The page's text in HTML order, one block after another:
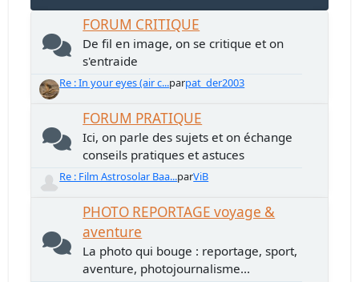
FORUM CRITIQUE
De fil en image, on se critique et on
s'entraide
Re : In your eyes (air c...parpat_der2003
FORUM PRATIQUE
Ici, on parle des sujets et on échange
conseils pratiques et astuces
Re : Film Astrosolar Baa...parViB
PHOTO REPORTAGE voyage &
aventure
La photo qui bouge : reportage, sport,
aventure, photojournalisme...